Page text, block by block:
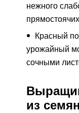
нежного
Красный
урожайный
сочными
из